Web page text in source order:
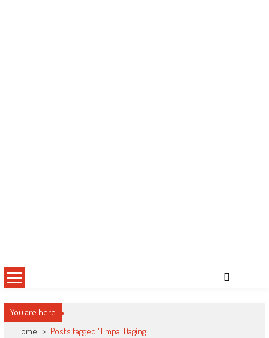
You are here
Home > Posts tagged "Empal Daging"